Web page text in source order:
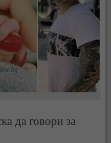
да говори за